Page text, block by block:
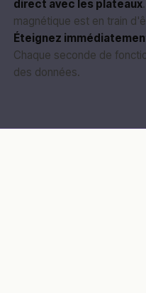
direct avec les plateaux
magnétique est en train
Éteignez
Chaque seconde de
des données.